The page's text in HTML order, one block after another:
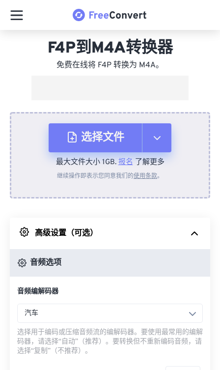
F4P到M4A转换器
免费在线将 F4P 转换为 M4A。
选择文件
从设备
来自 Google Drive
最大文件大小 1GB.报名了解更多
继续操作即表示您同意我们的使用条款。
高级设置（可选）
音频选项
音频编解码器
汽车
选择用于编码或压缩音频流的编解码器。要使用最常用的编解
码器，请选择“自动”（推荐）。要转换但不重新编码音频，请
选择“复制”（不推荐）。